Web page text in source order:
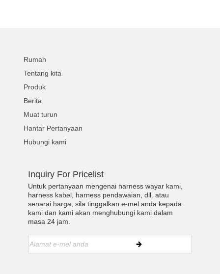
Rumah
Tentang kita
Produk
Berita
Muat turun
Hantar Pertanyaan
Hubungi kami
Inquiry For Pricelist
Untuk pertanyaan mengenai harness wayar kami,
harness kabel, harness pendawaian, dll. atau
senarai harga, sila tinggalkan e-mel anda kepada
kami dan kami akan menghubungi kami dalam
masa 24 jam.